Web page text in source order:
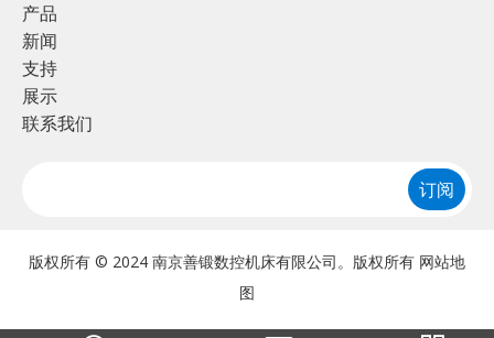
产品
新闻
支持
展示
联系我们
订阅
版权所有 © 2024 南京善锻数控机床有限公司。版权所有 网站地
图